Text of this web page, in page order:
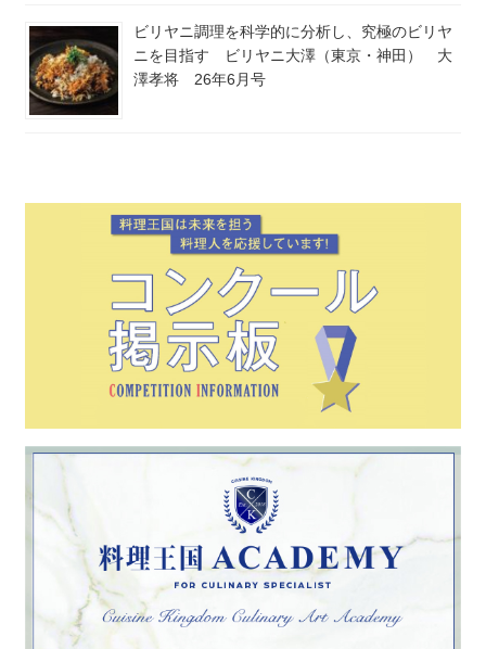
ビリヤニ調理を科学的に分析し、究極のビリヤ
ニを目指す ビリヤニ大澤（東京・神田） 大
澤孝将 26年6月号